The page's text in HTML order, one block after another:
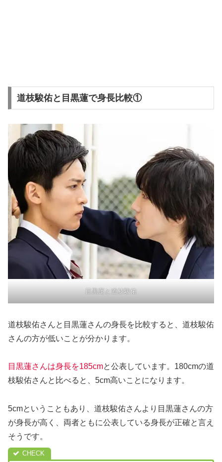
道枝駿佑と目黒蓮で身長比較①
目黒蓮と道枝駿佑
道枝駿佑さんと目黒蓮さんの身長を比較すると、道枝駿佑
さんの方が低いことが分かります。
目黒蓮さんは身長を185cmと公表しています。180cmの道
枝駿佑さんと比べると、5cm高いことになります。
5cmということもあり、道枝駿佑さんより目黒蓮さんの方
が身長が高く、両者ともに公表している身長が正確と言え
そうです。